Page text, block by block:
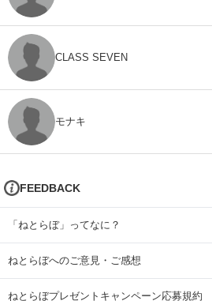
CLASS SEVEN
モナキ
FEEDBACK
「ねとらぼ」ってなに？
ねとらぼへのご意見・ご感想
ねとらぼプレゼントキャンペーン応募規約